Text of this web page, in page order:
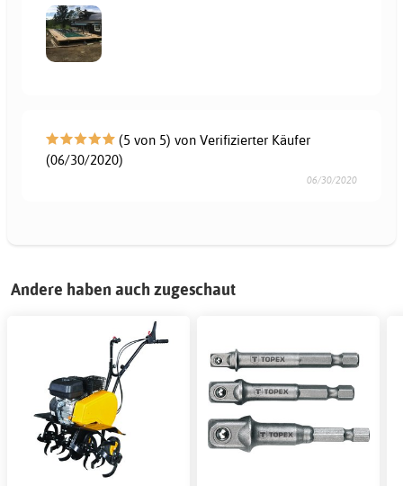
(5 von 5) von Verifizierter Käufer
(06/30/2020)
06/30/2020
Andere haben auch zugeschaut